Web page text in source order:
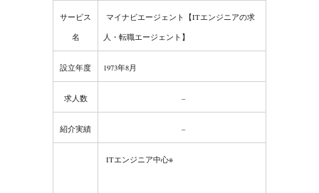
サービス
名
マイナビエージェント【ITエンジニアの求
人・転職エージェント】
設立年度 1973年8月
求人数 –
紹介実績 –
ITエンジニア中心※